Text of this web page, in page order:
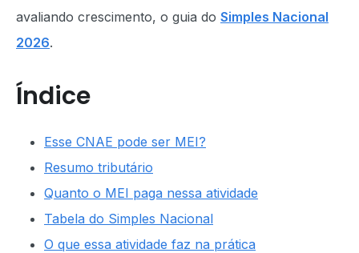
avaliando crescimento, o guia do Simples Nacional
2026.
Índice
Esse CNAE pode ser MEI?
Resumo tributário
Quanto o MEI paga nessa atividade
Tabela do Simples Nacional
O que essa atividade faz na prática